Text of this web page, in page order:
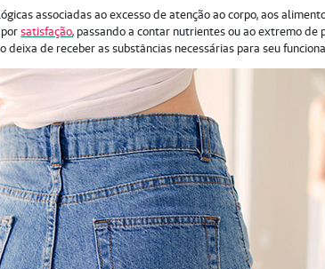
associadas ao excesso de atenção ao corpo, aos
porsatisfação, passando a contar nutrientes ou ao extremo de
deixa de receber as substâncias necessárias para seu